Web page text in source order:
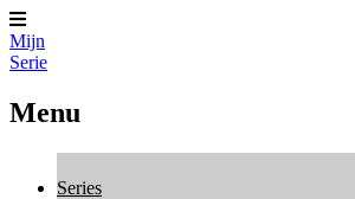
Mijn
Serie
Menu
Series